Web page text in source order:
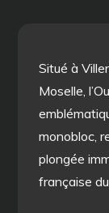
Situé à
Moselle,
monobloc,
plongée
française